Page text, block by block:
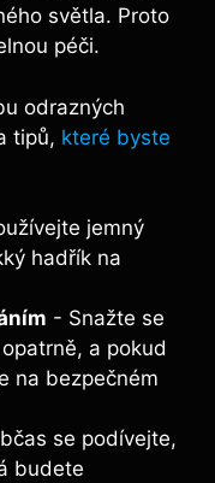
světla. Proto
péči.
odrazných‍
tipů, které byste
jemný
hadřík na
‌- Snažte se​
​a⁤ pokud
na ⁣bezpečném​
se podívejte,‌
budete